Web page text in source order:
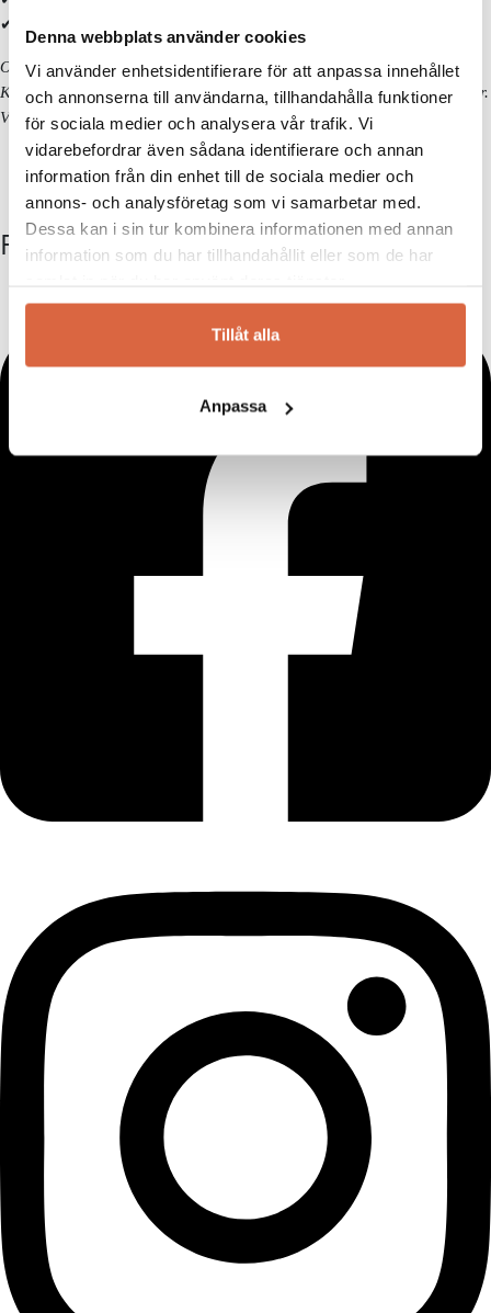
Denna webbplats använder cookies
Vi använder enhetsidentifierare för att anpassa innehållet
och annonserna till användarna, tillhandahålla funktioner
för sociala medier och analysera vår trafik. Vi
vidarebefordrar även sådana identifierare och annan
information från din enhet till de sociala medier och
annons- och analysföretag som vi samarbetar med.
Dessa kan i sin tur kombinera informationen med annan
information som du har tillhandahållit eller som de har
Tillåt alla
Anpassa
✔ Gäller på ordinarie priser
Observera!
Kan ej kombineras med andra erbjudanden eller redan nedsatta priser.
Vissa kategorier och varumärken är exkluderade. Se alla villkor
FÖLJ OSS